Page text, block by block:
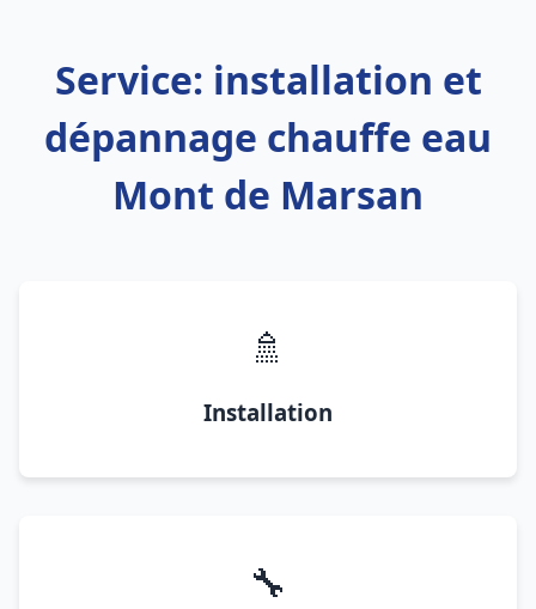
Service: installation et
dépannage chauffe eau
Mont de Marsan
🚿
Installation
🔧